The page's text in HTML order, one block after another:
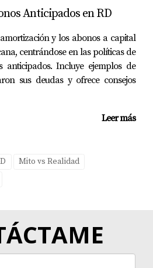
a las tendencias actuales. Si
paso hacia esta emocionante
deseas más
iniciar tu propio camino hacia
en contactar a Yolanda
a navegar este proceso
tu viaje hacia la
hoy mismo!
te está esperando!
Yolanda Landinez.
Anticipados en RD
y los abonos a capital
centrándose en las políticas de
anticipados. Incluye ejemplos de
sus deudas y ofrece consejos
Leer más
Mito vs Realidad